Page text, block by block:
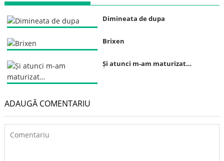
Dimineata de dupa
Brixen
Și atunci m-am maturizat…
ADAUGĂ COMENTARIU